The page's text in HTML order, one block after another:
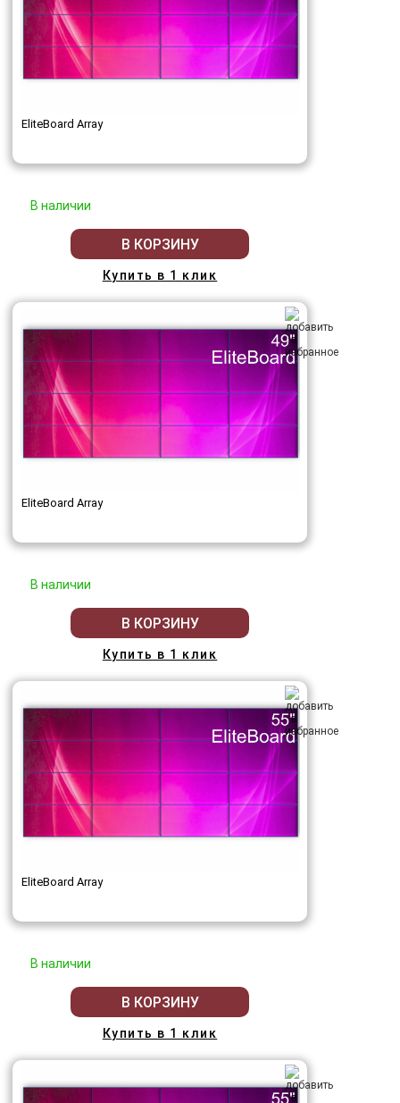
EliteBoard Array
В наличии
В КОРЗИНУ
Купить в 1 клик
EliteBoard Array
В наличии
В КОРЗИНУ
Купить в 1 клик
EliteBoard Array
В наличии
В КОРЗИНУ
Купить в 1 клик